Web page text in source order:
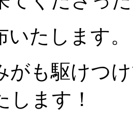
たします。
がも駆けつ
します！